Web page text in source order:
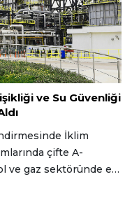
ve Su Güvenliği
İklim
çifte A-
ve gaz sektöründe en
sürdürülebilirlik